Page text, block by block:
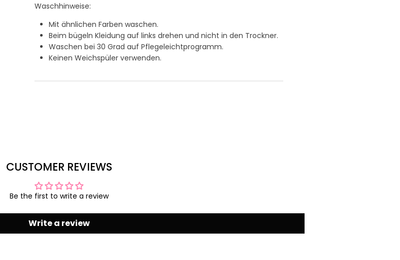
Waschhinweise:
Mit ähnlichen Farben waschen.
Beim bügeln Kleidung auf links drehen und nicht in den Trockner.
Waschen bei 30 Grad auf Pflegeleichtprogramm.
Keinen Weichspüler verwenden.
CUSTOMER REVIEWS
Be the first to write a review
Write a review